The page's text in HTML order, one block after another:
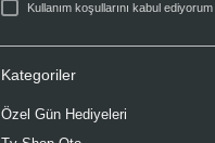
Kullanım koşullarını kabul ediyorum
Kategoriler
Özel Gün Hediyeleri